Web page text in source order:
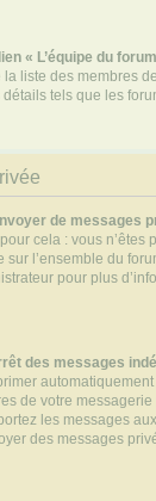
« L’équipe du
liste des membres
tels que les
de messages
pour cela : vous
sur l’ensemble du
pour plus
des messages
de votre
les messages
des messages